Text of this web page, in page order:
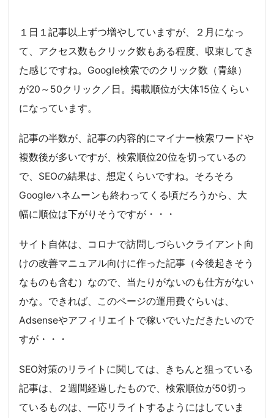
１日１記事以上ずつ増やしていますが、２月になっ
て、アクセス数もクリック数もある程度、収束してき
た感じですね。Google検索でのクリック数（青線）
が20～50クリック／日。掲載順位が大体15位くらい
になっています。
記事の半数が、記事の内容的にマイナー検索ワードや
複数後が多いですが、検索順位20位を切っているの
で、SEOの結果は、想定くらいですね。そろそろ
Googleハネムーンも終わってくる頃だろうから、大
幅に順位は下がりそうですが・・・
サイト自体は、コロナで訪問しづらいクライアント向
けの改善マニュアル向けに作った記事（今後起きそう
なものも含む）なので、当たりがないのも仕方がない
かな。できれば、このページの運用費ぐらいは、
Adsenseやアフィリエイトで稼いでいただきたいので
すが・・・
SEO対策のリライトに関しては、きちんと狙っている
記事は、２週間経過したもので、検索順位が50切っ
ているものは、一応リライトするようにはしていま